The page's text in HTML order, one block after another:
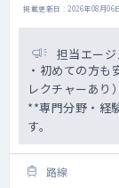
掲載更新日 : 2026年08月
担当エージ
・初めての方
レクチャーあり）
**専門分野・経
す。
路線